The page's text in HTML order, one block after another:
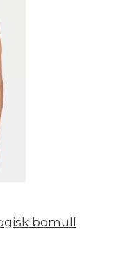
bomull